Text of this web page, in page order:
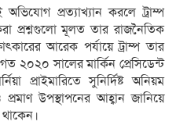
প্রত্যাখ্যান করলে ট্রাম্প
প্রশ্নগুলো মূলত তার রাজনৈতিক
আরেক পর্যায়ে ট্রাম্প তার
২০২০ সালের মার্কিন প্রেসিডেন্ট
প্রাইমারিতে সুনির্দিষ্ট অনিয়ম
উপস্থাপনের আহ্বান জানিয়ে